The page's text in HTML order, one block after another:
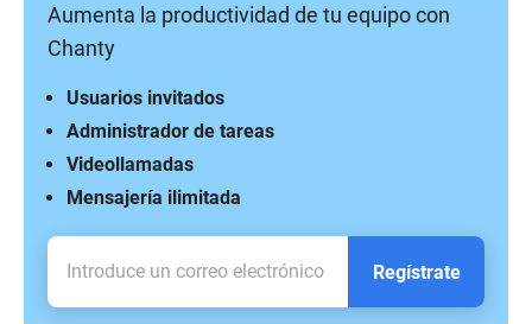
Aumenta la productividad de tu equipo con
Chanty
Mensajería ilimitada
Videollamadas
Administrador de tareas
Usuarios invitados
Regístrate